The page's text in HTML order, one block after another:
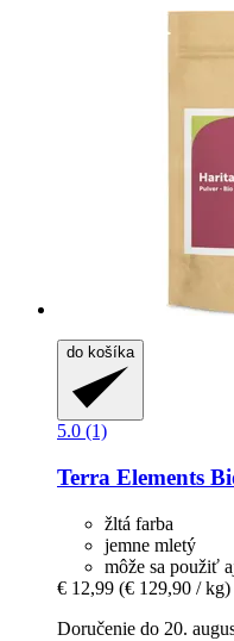
do košíka
5.0 (1)
Terra Elements
žltá farba
jemne mletý
môže sa použiť
€ 12,99 (€ 129,90 / kg)
Doručenie do 20.